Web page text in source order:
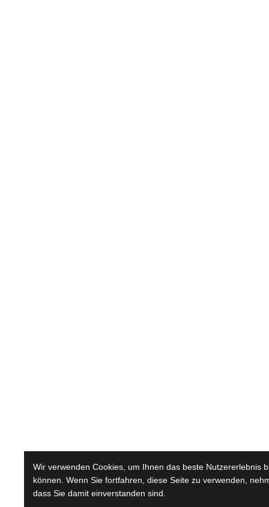
Wir verwenden Cookies, um Ihnen das beste Nutzererlebnis
können. Wenn Sie fortfahren, diese Seite zu verwenden,
dass Sie damit einverstanden sind.